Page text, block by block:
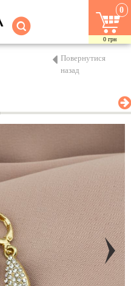
0
0 грн
Повернутися
назад